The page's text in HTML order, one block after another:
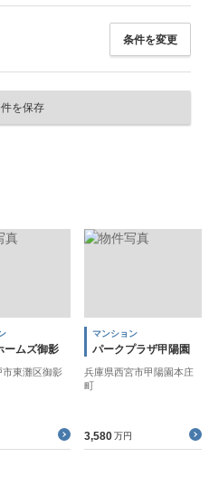
条件を変更
を保存
ームズ御影
市東灘区御影
マンション
パークプラザ甲陽園
兵庫県西宮市甲陽園本庄
町
3,580 万円